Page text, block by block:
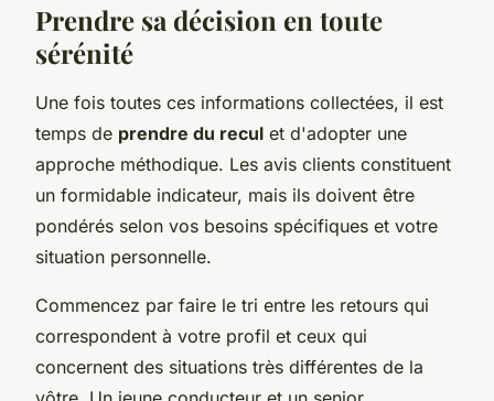
Prendre sa décision en toute
sérénité
Une fois toutes ces informations collectées, il est
temps de prendre du recul et d'adopter une
approche méthodique. Les avis clients constituent
un formidable indicateur, mais ils doivent être
pondérés selon vos besoins spécifiques et votre
situation personnelle.
Commencez par faire le tri entre les retours qui
correspondent à votre profil et ceux qui
concernent des situations très différentes de la